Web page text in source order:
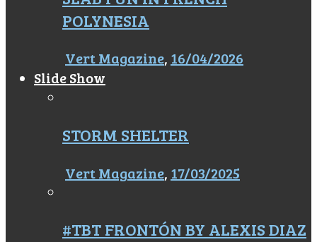
POLYNESIA
Vert Magazine, 16/04/2026
Slide Show
STORM SHELTER
Vert Magazine, 17/03/2025
#TBT FRONTÓN BY ALEXIS DIAZ